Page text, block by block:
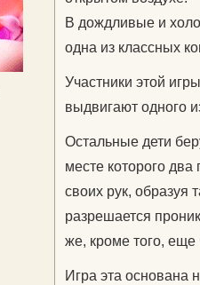
В дождливые и
одна из классных
Участники этой
выдвигают одного
Остальные дети
месте которого
своих рук, образуя
разрешается
же, кроме того,
Игра эта основана